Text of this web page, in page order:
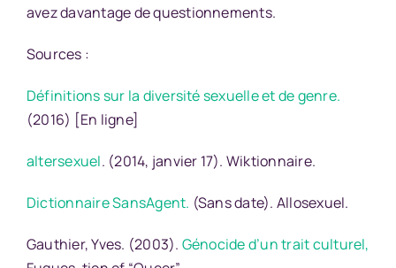
avez davantage de questionnements.
Sources :
Définitions sur la diversité sexuelle et de genre.
(2016) [En ligne]
altersexuel. (2014, janvier 17). Wiktionnaire.
Dictionnaire SansAgent. (Sans date). Allosexuel.
Gauthier, Yves. (2003). Génocide d’un trait culturel,